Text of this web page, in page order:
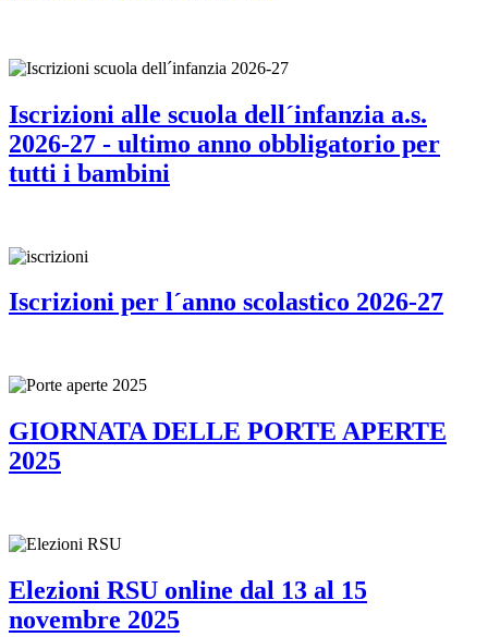
Iscrizioni alle scuola dell´infanzia a.s.
2026-27 - ultimo anno obbligatorio per
tutti i bambini
Iscrizioni per l´anno scolastico 2026-27
GIORNATA DELLE PORTE APERTE
2025
Elezioni RSU online dal 13 al 15
novembre 2025